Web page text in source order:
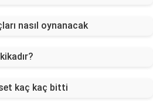
nasıl oynanacak
kaç kaç bitti